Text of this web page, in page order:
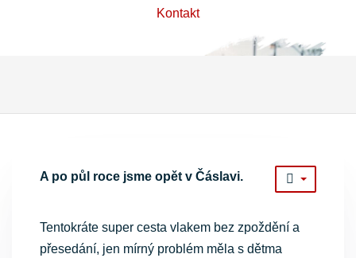
Kontakt
A po půl roce jsme opět v Čáslavi.
Tentokráte super cesta vlakem bez zpoždění a
přesedání, jen mírný problém měla s dětma